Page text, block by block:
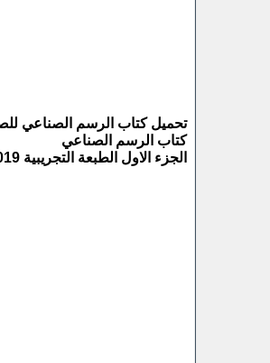
تحميل كتاب الرسم الصناعي
كتاب الرسم الصناعي
الجزء الاول الطبعة التجريبية 2019 م 1440 هـ